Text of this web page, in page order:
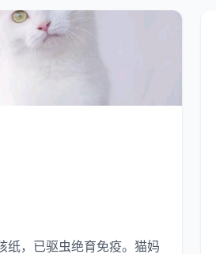
纸，已驱虫绝育免疫。猫妈